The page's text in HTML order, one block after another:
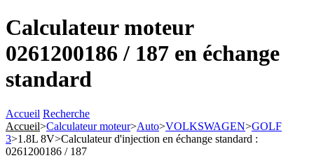
Calculateur moteur
0261200186 / 187 en échange
standard
Accueil Recherche
Accueil>Calculateur moteur>Auto>VOLKSWAGEN>GOLF
3>1.8L 8V>Calculateur d'injection en échange standard :
0261200186 / 187